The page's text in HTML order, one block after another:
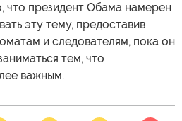
что президент Обама намерен
эту тему, предоставив
и следователям, пока он
тем, что
важным.